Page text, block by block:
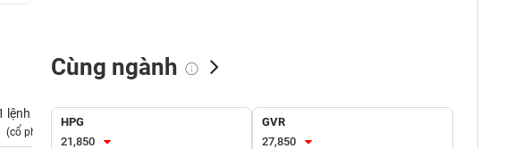
lệnh bán
(cổ phiếu)
Tự doanh mua
Cùng ngành
HPG
21,850
GVR
27,850